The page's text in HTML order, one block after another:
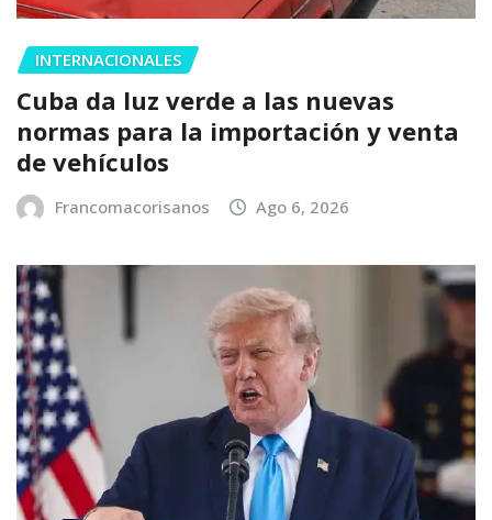
INTERNACIONALES
Cuba da luz verde a las nuevas
normas para la importación y venta
de vehículos
Francomacorisanos Ago 6, 2026